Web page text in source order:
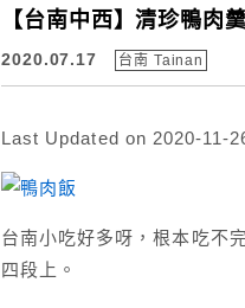
【台南中西】清珍鴨肉
2020.07.17 台南 Tainan
Last Updated on 2020-11-
台南小吃好多呀，根本吃不
四段上。